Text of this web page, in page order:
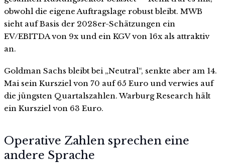
obwohl die eigene Auftragslage robust bleibt. MWB
sieht auf Basis der 2028er-Schätzungen ein
EV/EBITDA von 9x und ein KGV von 16x als attraktiv
an.
Goldman Sachs bleibt bei „Neutral“, senkte aber am 14.
Mai sein Kursziel von 70 auf 65 Euro und verwies auf
die jüngsten Quartalszahlen. Warburg Research hält
ein Kursziel von 63 Euro.
Operative Zahlen sprechen eine
andere Sprache